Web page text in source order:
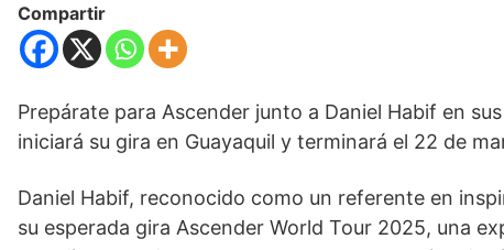
Compartir
Prepárate para Ascender junto a Daniel Habif en
iniciará su gira en Guayaquil y terminará el 22 de
Daniel Habif, reconocido como un referente en
su esperada gira Ascender World Tour 2025, una